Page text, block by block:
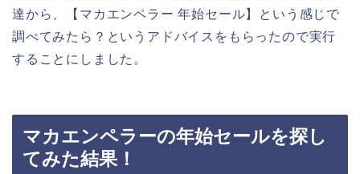
達から、【マカエンペラー 年始セール】という感じで
調べてみたら？というアドバイスをもらったので実行
することにしました。
マカエンペラーの年始セールを探し
てみた結果！